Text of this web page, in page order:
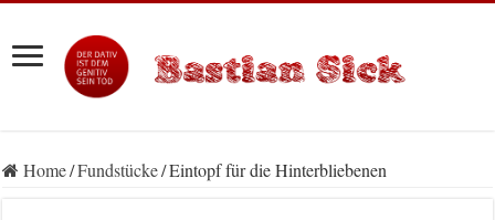
Home/Fundstücke/Eintopf für die Hinterbliebenen